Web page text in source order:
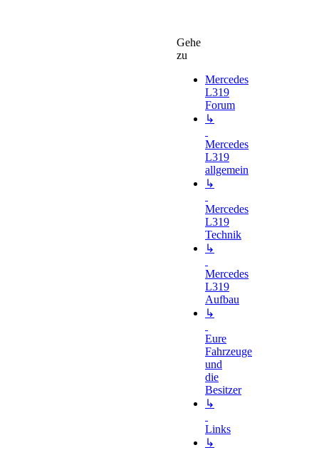
Gehe
zu
Mercedes
L319
Forum
↳
Mercedes
L319
allgemein
↳
Mercedes
L319
Technik
↳
Mercedes
L319
Aufbau
↳
Eure
Fahrzeuge
und
die
Besitzer
↳
Links
↳